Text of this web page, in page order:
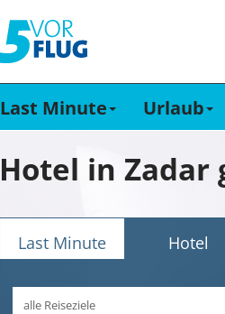
Last Minute Urlaub
Hotel in Zadar
Last Minute Hotel